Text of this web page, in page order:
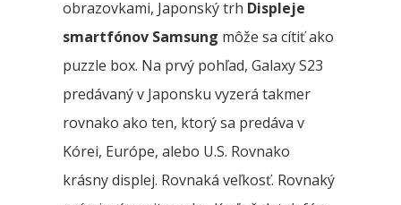
obrazovkami, Japonský trh Displeje
smartfónov Samsung môže sa cítiť ako
puzzle box. Na prvý pohľad, Galaxy S23
predávaný v Japonsku vyzerá takmer
rovnako ako ten, ktorý sa predáva v
Kórei, Európe, alebo U.S. Rovnako
krásny displej. Rovnaká veľkosť. Rovnaký